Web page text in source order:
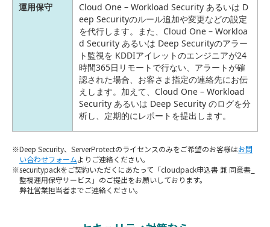
運用保守
Cloud One – Workload Security あるいは D
eep Securityのルール追加や変更などの設定
を代行します。また、Cloud One – Workloa
d Security あるいは Deep Securityのアラー
ト監視を KDDIアイレットのエンジニアが24
時間365日リモートで行ない、アラートが確
認された場合、お客さま指定の連絡先にお伝
えします。加えて、Cloud One – Workload
Security あるいは Deep Security のログを分
析し、定期的にレポートを提出します。
Deep Security、ServerProtectのライセンスのみをご希望のお客様はお問
い合わせフォームよりご連絡ください。
securitypackをご契約いただくにあたって「cloudpack申込書 兼 同意書_
監視運用保守サービス」のご提出をお願いしております。
弊社営業担当者までご連絡ください。